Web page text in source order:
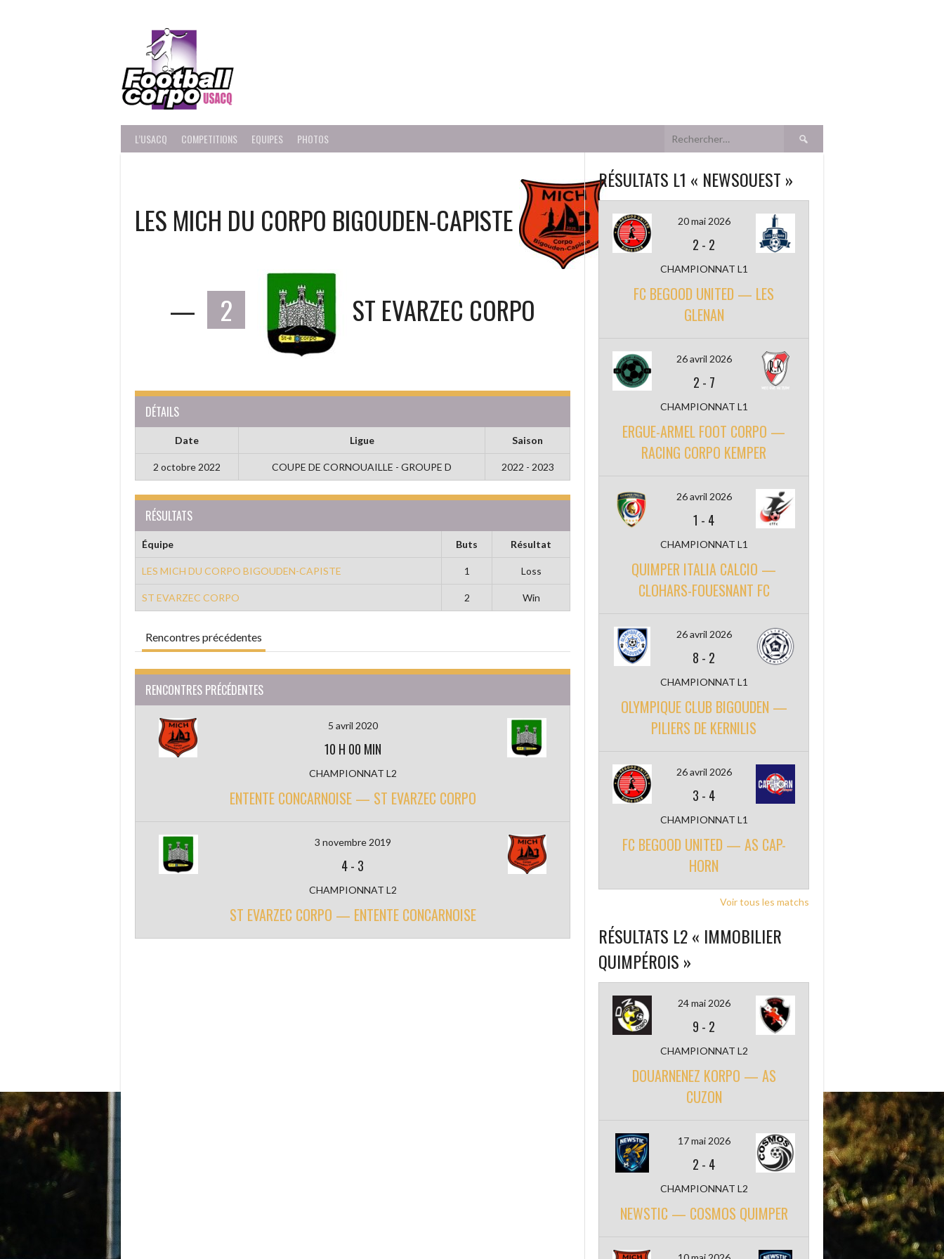
L’USACQ COMPETITIONS EQUIPES PHOTOS Rechercher :
LES MICH DU CORPO BIGOUDEN-CAPISTE 1
— 2 ST EVARZEC CORPO
DÉTAILS
Date Ligue Saison
2 octobre 2022 COUPE DE CORNOUAILLE - GROUPE D 2022 - 2023
RÉSULTATS
Équipe Buts Résultat
LES MICH DU CORPO BIGOUDEN-CAPISTE 1 Loss
ST EVARZEC CORPO 2 Win
Rencontres précédentes
RENCONTRES PRÉCÉDENTES
5 avril 2020
10 H 00 MIN
CHAMPIONNAT L2
ENTENTE CONCARNOISE — ST EVARZEC CORPO
3 novembre 2019
4- 3
CHAMPIONNAT L2
ST EVARZEC CORPO — ENTENTE CONCARNOISE
RÉSULTATS L1 « NEWSOUEST »
20 mai 2026
2 - 2
CHAMPIONNAT L1
FC BEGOOD UNITED — LES
GLENAN
26 avril 2026
2 - 7
CHAMPIONNAT L1
ERGUE-ARMEL FOOT CORPO —
RACING CORPO KEMPER
26 avril 2026
1 - 4
CHAMPIONNAT L1
QUIMPER ITALIA CALCIO —
CLOHARS-FOUESNANT FC
26 avril 2026
8 - 2
CHAMPIONNAT L1
OLYMPIQUE CLUB BIGOUDEN —
PILIERS DE KERNILIS
26 avril 2026
3 - 4
CHAMPIONNAT L1
FC BEGOOD UNITED — AS CAP-
HORN
Voir tous les matchs
RÉSULTATS L2 « IMMOBILIER
QUIMPÉROIS »
24 mai 2026
9 - 2
CHAMPIONNAT L2
DOUARNENEZ KORPO — AS
CUZON
17 mai 2026
2 - 4
CHAMPIONNAT L2
NEWSTIC — COSMOS QUIMPER